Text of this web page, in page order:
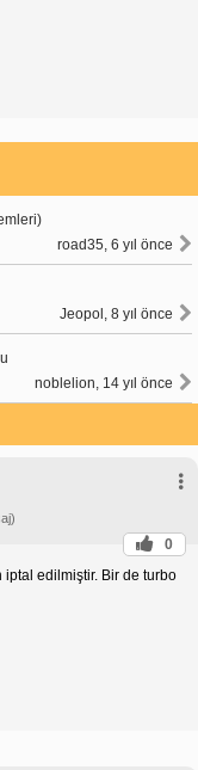
road35, 6 yıl önce
Jeopol, 8 yıl önce
noblelion, 14 yıl önce
0
iptal edilmiştir. Bir de turbo